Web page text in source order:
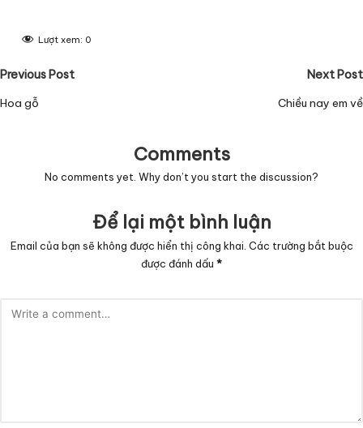
Lượt xem: 0
Post
navigation
Previous Post
Hoa gỗ
Next Post
Chiều nay em về
Comments
No comments yet. Why don’t you start the discussion?
Để lại một bình luận
Email của bạn sẽ không được hiển thị công khai. Các trường bắt buộc
được đánh dấu *